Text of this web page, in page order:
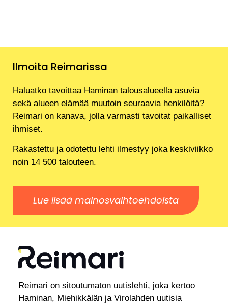
Ilmoita Reimarissa
Haluatko tavoittaa Haminan talousalueella asuvia
sekä alueen elämää muutoin seuraavia henkilöitä?
Reimari on kanava, jolla varmasti tavoitat paikalliset
ihmiset.
Rakastettu ja odotettu lehti ilmestyy joka keskiviikko
noin 14 500 talouteen.
Lue lisää mainosvaihtoehdoista
Reimari on sitoutumaton uutislehti, joka kertoo
Haminan, Miehikkälän ja Virolahden uutisia